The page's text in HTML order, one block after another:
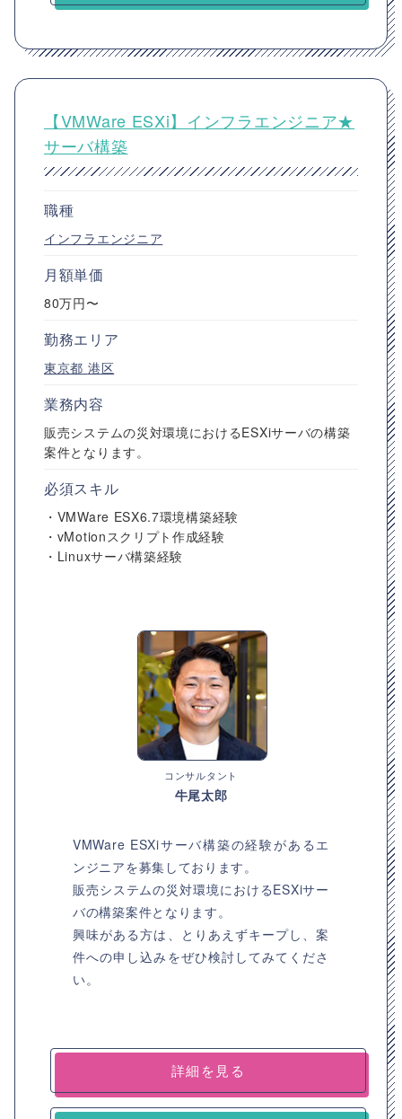
【VMWare ESXi】インフラエンジニア★
サーバ構築
職種
インフラエンジニア
月額単価
80万円〜
勤務エリア
東京都 港区
業務内容
販売システムの災対環境におけるESXiサーバの構築
案件となります。
必須スキル
・VMWare ESX6.7環境構築経験
・vMotionスクリプト作成経験
・Linuxサーバ構築経験
コンサルタント
牛尾太郎
VMWare ESXiサーバ構築の経験があるエ
ンジニアを募集しております。
販売システムの災対環境におけるESXiサー
バの構築案件となります。
興味がある方は、とりあえずキープし、案
件への申し込みをぜひ検討してみてくださ
い。
詳細を見る